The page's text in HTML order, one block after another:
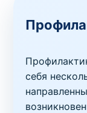
себя